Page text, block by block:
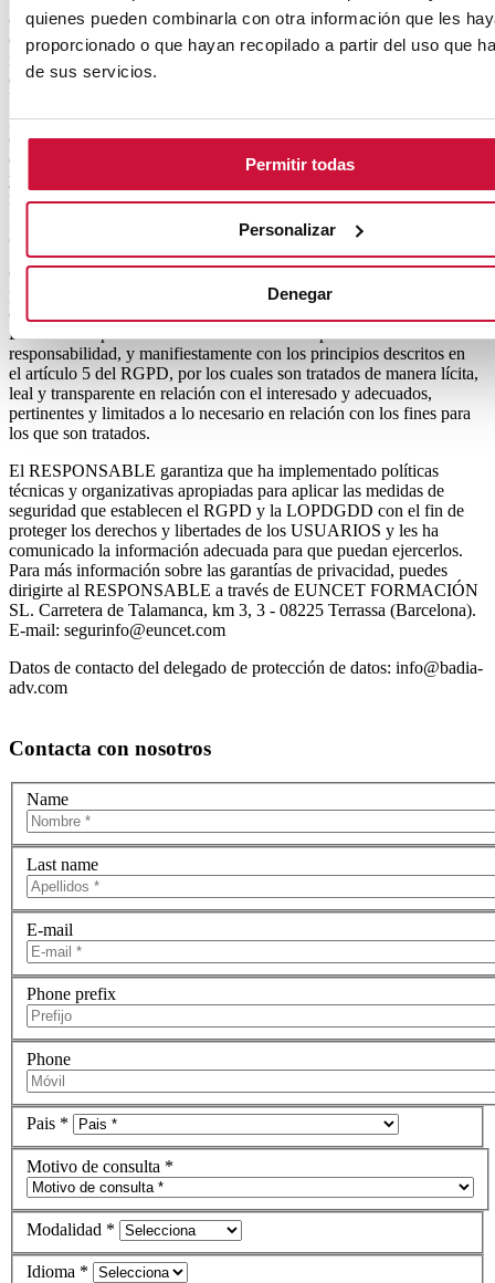
quienes pueden combinarla con otra información que les
proporcionado o que hayan recopilado a partir del uso que
de sus servicios.
Permitir todas
Personalizar
Denegar
correspondientes y la entrada de datos en los campos, acepta
expresamente y de forma libre e inequívoca, que sus datos son
necesarios para atender su petición. El RESPONSABLE indicará
qué datos son necesarios para la prestación de un servicio óptimo al
USUARIO. En caso de que no se faciliten dichos datos, no se
garantiza que la información y servicios facilitados sean
completamente ajustados a sus necesidades. El USUARIO garantiza
que los datos personales facilitados al RESPONSABLE son veraces
y se hace responsable de comunicar cualquier modificación de los
mismos.
3. MEDIDAS DE SEGURIDAD
Que de conformidad con lo dispuesto en las normativas vigentes en
protección de datos personales, el RESPONSABLE está
cumpliendo con todas las disposiciones de las normativas RGPD y
LOPDGDD para el tratamiento de los datos personales de su
responsabilidad, y manifiestamente con los principios descritos en
el artículo 5 del RGPD, por los cuales son tratados de manera lícita,
leal y transparente en relación con el interesado y adecuados,
pertinentes y limitados a lo necesario en relación con los fines para
los que son tratados.
El RESPONSABLE garantiza que ha implementado políticas
técnicas y organizativas apropiadas para aplicar las medidas de
seguridad que establecen el RGPD y la LOPDGDD con el fin de
proteger los derechos y libertades de los USUARIOS y les ha
comunicado la información adecuada para que puedan ejercerlos.
Para más información sobre las garantías de privacidad, puedes
dirigirte al RESPONSABLE a través de EUNCET FORMACIÓN
SL. Carretera de Talamanca, km 3, 3 - 08225 Terrassa (Barcelona).
E-mail: segurinfo@euncet.com
Datos de contacto del delegado de protección de datos: info@badia-
adv.com
Contacta con nosotros
Name
Last name
E-mail
Phone prefix
Phone
Pais *
Motivo de consulta *
Modalidad *
Idioma *